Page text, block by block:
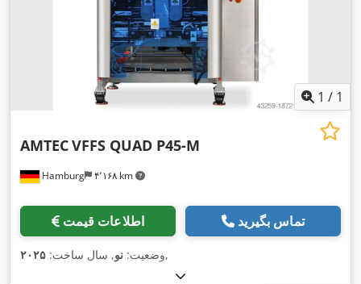
1 / 1
Hamburg ۴٬۱۶۸ km
AMTECVFFS QUAD P45-M
اطلاعات قیمت تماس بگیرید
وضعیت: نو, سال ساخت: ۲۰۲۵ ,